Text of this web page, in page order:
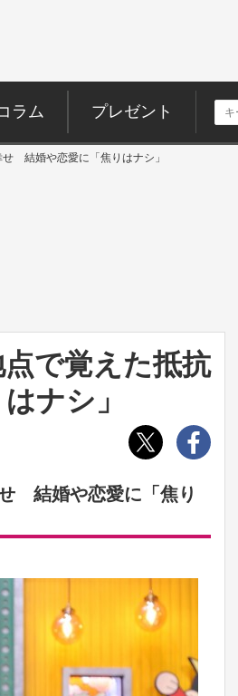
ラム プレゼント
結婚や恋愛に「焦りはナシ」
で覚えた抵抗
ナシ」
結婚や恋愛に「焦り